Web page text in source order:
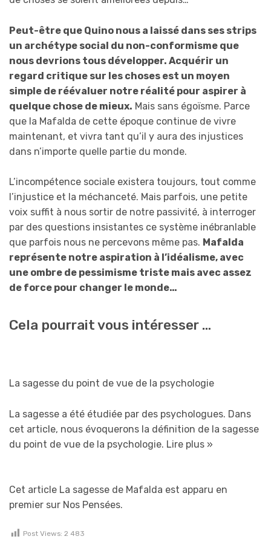
Peut-être que Quino nous a laissé dans ses strips
un archétype social du non-conformisme que
nous devrions tous développer. Acquérir un
regard critique sur les choses est un moyen
simple de réévaluer notre réalité pour aspirer à
quelque chose de mieux. Mais sans égoïsme. Parce
que la Mafalda de cette époque continue de vivre
maintenant, et vivra tant qu’il y aura des injustices
dans n’importe quelle partie du monde.
L’incompétence sociale existera toujours, tout comme
l’injustice et la méchanceté. Mais parfois, une petite
voix suffit à nous sortir de notre passivité, à interroger
par des questions insistantes ce système inébranlable
que parfois nous ne percevons même pas. Mafalda
représente notre aspiration à l’idéalisme, avec
une ombre de pessimisme triste mais avec assez
de force pour changer le monde…
Cela pourrait vous intéresser …
La sagesse du point de vue de la psychologie
La sagesse a été étudiée par des psychologues. Dans
cet article, nous évoquerons la définition de la sagesse
du point de vue de la psychologie. Lire plus »
Cet article La sagesse de Mafalda est apparu en
premier sur Nos Pensées.
Post Views: 2 483